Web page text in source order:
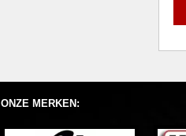
ONZE MERKEN: